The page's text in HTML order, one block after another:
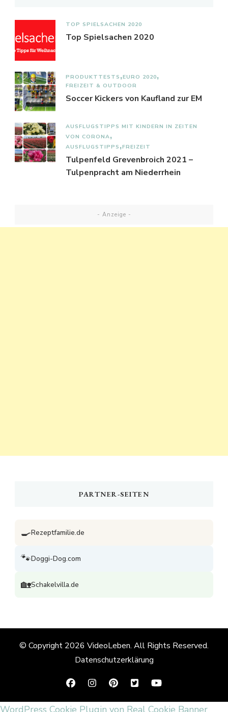
TOP SPIELSACHEN 2020
Top Spielsachen 2020
PRODUKTTESTS EURO 2020
FREIZEIT & OUTDOOR
Soccer Kickers von Kaufland zur EM
AUSFLUGSTIPPS MIT KINDERN IN ZEITEN
VON CORONA
AUSFLUGSTIPPS FREIZEIT
Tulpenfeld Grevenbroich 2021 –
Tulpenpracht am Niederrhein
- Anzeige -
PARTNER-SEITEN
🍳Rezeptfamilie.de
🐾Doggi-Dog.com
🏡Schakelvilla.de
© Copyright 2026 VideoLeben. All Rights Reserved.
Datenschutzerklärung